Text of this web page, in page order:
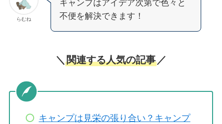
らむね
キャンプはアイデア次第で色々と
不便を解決できます！
＼ 関連する人気の記事 ／
キャンプは見栄の張り合い？キャンプ